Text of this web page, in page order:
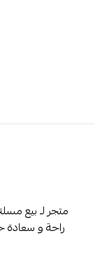
متجر لـ بيع
راحة و سعادة